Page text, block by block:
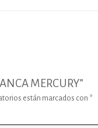
MERCURY”
están marcados con *